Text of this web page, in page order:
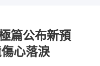
篇公布新預
心落淚